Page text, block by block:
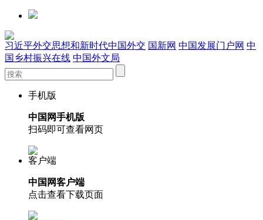
习近平外交思想和新时代中国外交 国新网 中国发展门户网 中
国乡村振兴在线 中国外文局
手机版
中国网手机版
扫码即可查看网页
客户端
中国网客户端
点击查看下载页面